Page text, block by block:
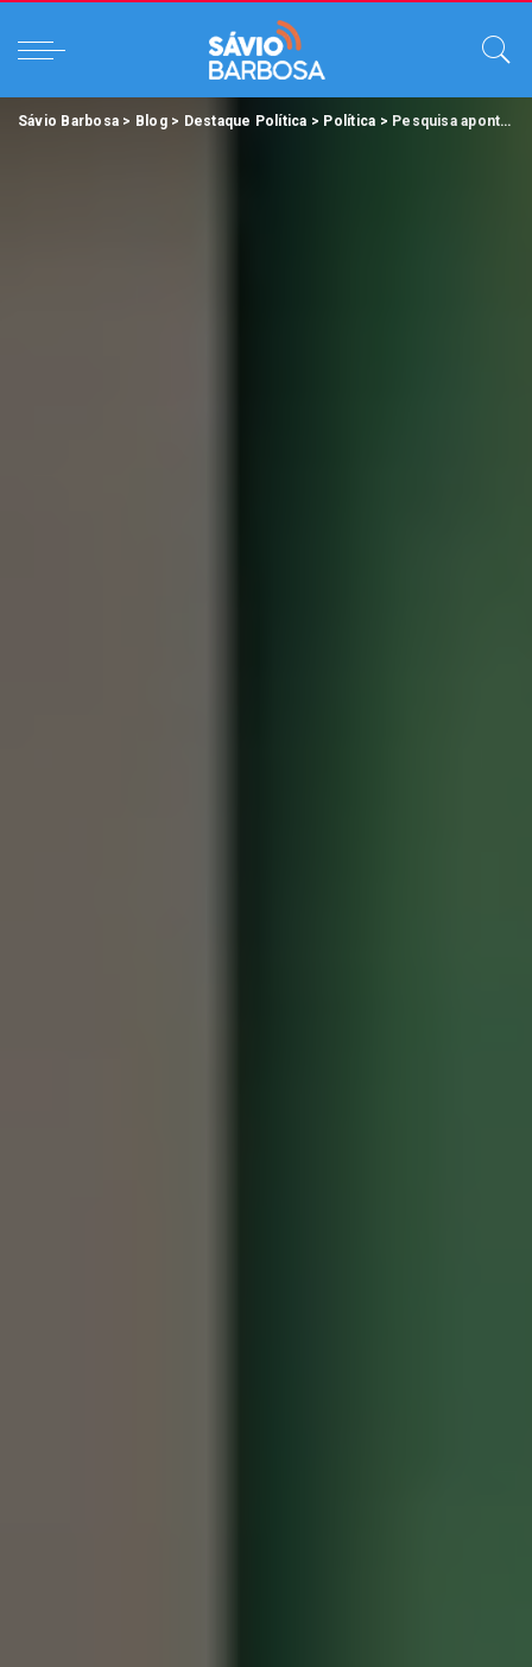
Sávio Barbosa > Blog> Destaque Política > Política > Pesquisa aponta empate técnico entre Éder Mauro e Igor Normando.